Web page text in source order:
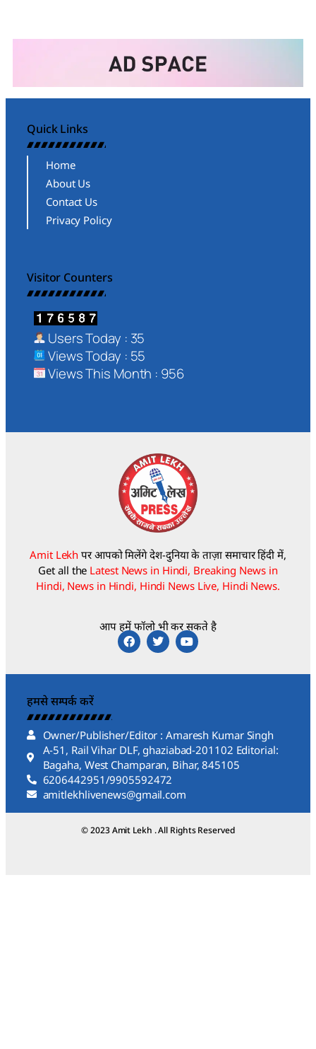
Quick Links
Home
About Us
Contact Us
Privacy Policy
Visitor Counters
Users Today : 35
Views Today : 55
Views This Month : 956
Amit Lekh पर आपको मिलेंगे देश-दुनिया के ताज़ा समाचार हिंदी में,
Get all the Latest News in Hindi, Breaking News in
Hindi, News in Hindi, Hindi News Live, Hindi News.
आप हमें फॉलो भी कर सकते है
हमसे सम्पर्क करें
Owner/Publisher/Editor : Amaresh Kumar Singh
A-51, Rail Vihar DLF, ghaziabad-201102 Editorial:
Bagaha, West Champaran, Bihar, 845105
6206442951/9905592472
amitlekhlivenews@gmail.com
© 2023 Amit Lekh . All Rights Reserved